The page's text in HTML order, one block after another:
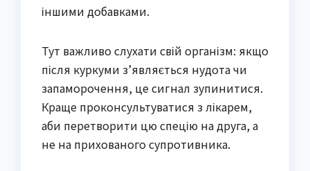
іншими добавками.
Тут важливо слухати свій організм: якщо
після куркуми з’являється нудота чи
запаморочення, це сигнал зупинитися.
Краще проконсультуватися з лікарем,
аби перетворити цю спецію на друга, а
не на прихованого супротивника.